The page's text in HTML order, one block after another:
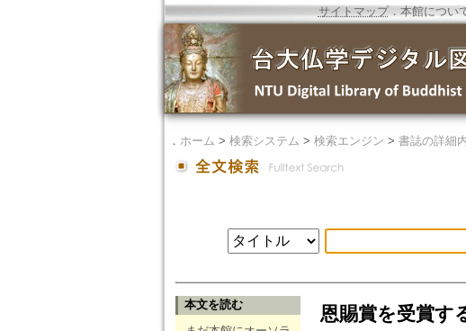
サイトマップ．本館につい
． ホーム > 検索システム > 検索エンジン > 書誌の詳細
本文を読む
恩賜賞を受賞す